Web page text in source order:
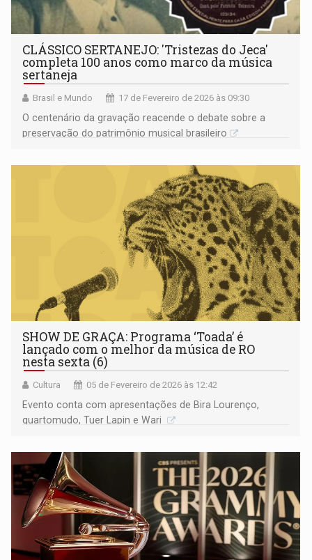
CLÁSSICO SERTANEJO: 'Tristezas do Jeca'
completa 100 anos como marco da música
sertaneja
Brasil e Mundo 17 de Fevereiro de 2026 às 09:30
O centenário da gravação reacende o debate sobre a
preservação do patrimônio musical brasileiro
SHOW DE GRAÇA: Programa ‘Toada’ é
lançado com o melhor da música de RO
nesta sexta (6)
Cultura 05 de Fevereiro de 2026 às 12:42
Evento conta com apresentações de Bira Lourenço,
quartomudo, Tuer Lapin e Wari